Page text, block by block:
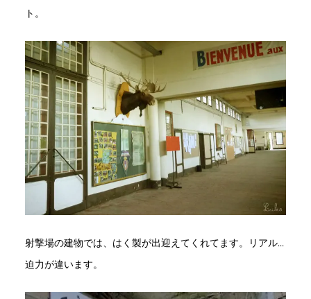
ト。
射撃場の建物では、はく製が出迎えてくれてます。リアル…
迫力が違います。